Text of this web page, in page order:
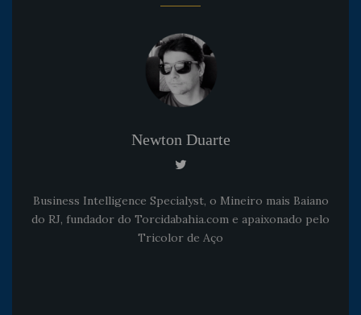
Newton Duarte
Business Intelligence Specialyst, o Mineiro mais Baiano
do RJ, fundador do Torcidabahia.com e apaixonado pelo
Tricolor de Aço